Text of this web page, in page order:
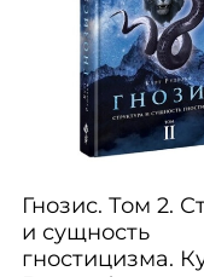
Гнозис. Том 2.
и сущность
гностицизма.